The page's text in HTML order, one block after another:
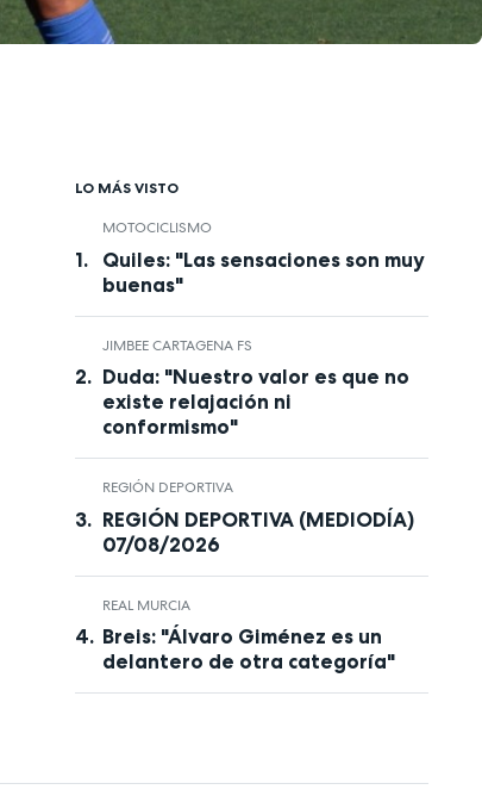
LO MÁS VISTO
MOTOCICLISMO
Quiles: "Las sensaciones son muy
buenas"
JIMBEE CARTAGENA FS
Duda: "Nuestro valor es que no
existe relajación ni
conformismo"
REGIÓN DEPORTIVA
REGIÓN DEPORTIVA (MEDIODÍA)
07/08/2026
REAL MURCIA
Breis: "Álvaro Giménez es un
delantero de otra categoría"